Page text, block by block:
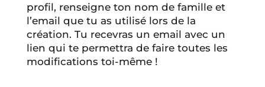
profil, renseigne ton nom de famille et
l’email que tu as utilisé lors de la
création. Tu recevras un email avec un
lien qui te permettra de faire toutes les
modifications toi-même !